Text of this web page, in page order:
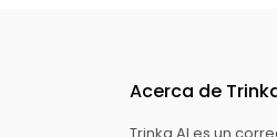
Acerca de